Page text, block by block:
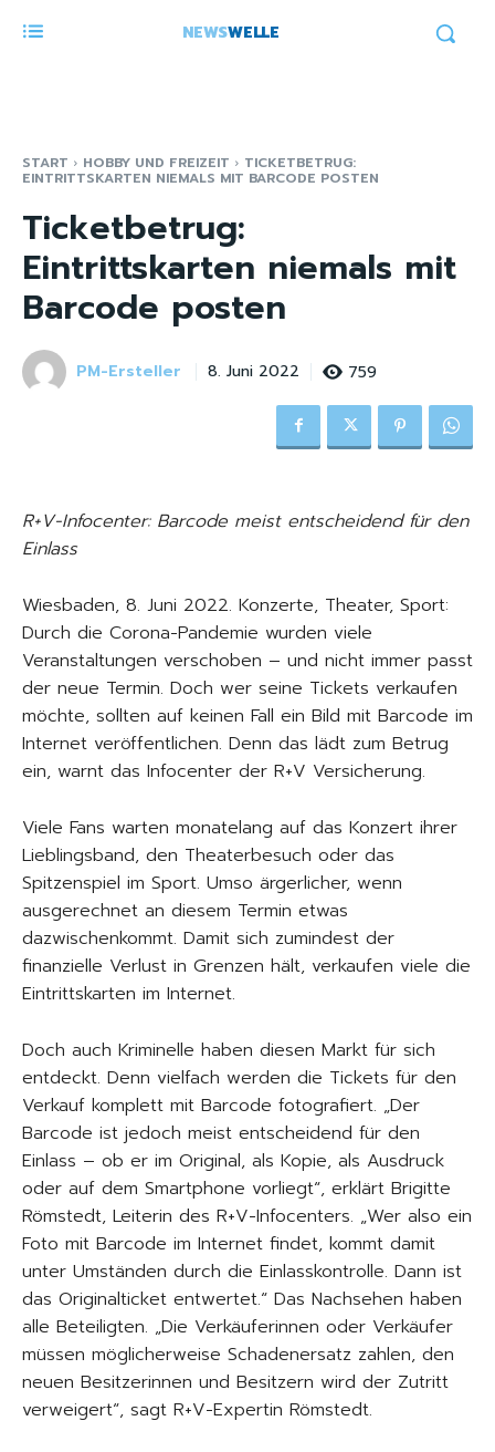
NEWSWELLE
START HOBBY UND FREIZEIT TICKETBETRUG:
EINTRITTSKARTEN NIEMALS MIT BARCODE POSTEN
Ticketbetrug:
Eintrittskarten niemals mit
Barcode posten
PM-Ersteller 8. Juni 2022 759
R+V-Infocenter: Barcode meist entscheidend für den
Einlass
Wiesbaden, 8. Juni 2022. Konzerte, Theater, Sport:
Durch die Corona-Pandemie wurden viele
Veranstaltungen verschoben – und nicht immer passt
der neue Termin. Doch wer seine Tickets verkaufen
möchte, sollten auf keinen Fall ein Bild mit Barcode im
Internet veröffentlichen. Denn das lädt zum Betrug
ein, warnt das Infocenter der R+V Versicherung.
Viele Fans warten monatelang auf das Konzert ihrer
Lieblingsband, den Theaterbesuch oder das
Spitzenspiel im Sport. Umso ärgerlicher, wenn
ausgerechnet an diesem Termin etwas
dazwischenkommt. Damit sich zumindest der
finanzielle Verlust in Grenzen hält, verkaufen viele die
Eintrittskarten im Internet.
Doch auch Kriminelle haben diesen Markt für sich
entdeckt. Denn vielfach werden die Tickets für den
Verkauf komplett mit Barcode fotografiert. „Der
Barcode ist jedoch meist entscheidend für den
Einlass – ob er im Original, als Kopie, als Ausdruck
oder auf dem Smartphone vorliegt“, erklärt Brigitte
Römstedt, Leiterin des R+V-Infocenters. „Wer also ein
Foto mit Barcode im Internet findet, kommt damit
unter Umständen durch die Einlasskontrolle. Dann ist
das Originalticket entwertet.“ Das Nachsehen haben
alle Beteiligten. „Die Verkäuferinnen oder Verkäufer
müssen möglicherweise Schadenersatz zahlen, den
neuen Besitzerinnen und Besitzern wird der Zutritt
verweigert“, sagt R+V-Expertin Römstedt.